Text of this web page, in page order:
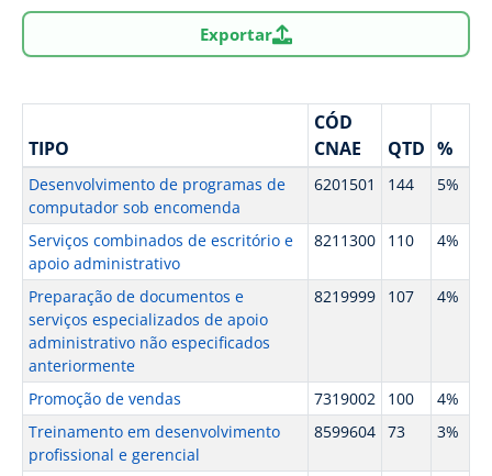
Exportar
TIPO
CÓD
CNAE
QTD %
Desenvolvimento de programas de
computador sob encomenda
6201501 144 5%
Serviços combinados de escritório e
apoio administrativo
8211300 110 4%
Preparação de documentos e
serviços especializados de apoio
administrativo não especificados
anteriormente
8219999 107 4%
Promoção de vendas 7319002 100
4%
Treinamento em desenvolvimento
profissional e gerencial
8599604 73 3%